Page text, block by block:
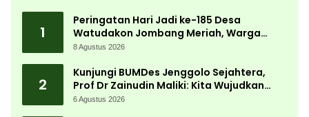
1
Peringatan Hari Jadi ke-185 Desa
Watudakon Jombang Meriah, Warga
Tumpek Blek Padati Karnaval Budaya
8 Agustus 2026
2
Kunjungi BUMDes Jenggolo Sejahtera,
Prof Dr Zainudin Maliki: Kita Wujudkan
Kemandirian Ekonomi dengan Potensi
6 Agustus 2026